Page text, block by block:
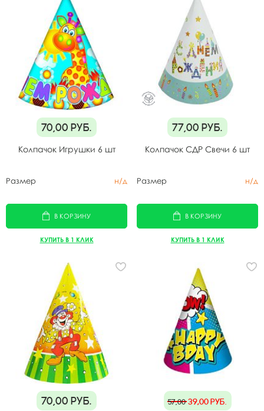
70,00 руб.
Колпачок Игрушки 6 шт
Размер н/д
В КОРЗИНУ
КУПИТЬ В 1 КЛИК
77,00 руб.
Колпачок СДР Свечи 6 шт
Размер н/д
В КОРЗИНУ
КУПИТЬ В 1 КЛИК
70,00 руб. 57,0039,00руб.